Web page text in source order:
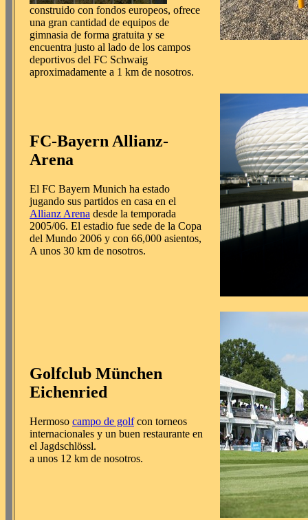
construido con fondos europeos, ofrece
una gran cantidad de equipos de
gimnasia de forma gratuita y se
encuentra justo al lado de los campos
deportivos del FC Schwaig
aproximadamente a 1 km de nosotros.
FC-Bayern Allianz-
Arena
El FC Bayern Munich ha estado
jugando sus partidos en casa en el
Allianz Arena desde la temporada
2005/06. El estadio fue sede de la Copa
del Mundo 2006 y con 66,000 asientos,
A unos 30 km de nosotros.
Golfclub München
Eichenried
Hermoso campo de golfcon torneos
internacionales y un buen restaurante en
el Jagdschlössl.
a unos 12 km de nosotros.